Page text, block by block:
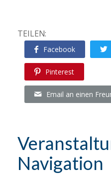
TEILEN:
Facebook
Pinterest
Email an einen
Navigation